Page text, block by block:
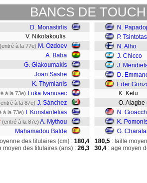
BANCS DE
D. Monastirlis
V. Nikolakoulis
(entré à la 77e) M. Ozdoev
A. Baba
G. Giakoumakis
Joan Sastre
K. Thymianis
à la 73e) Luka Ivanusec
à la 87e) J. Sánchez
à la 73e) I. Konstantelias
(entré à la 87e) A. Mythou
Mahamadou Balde
N.
P. Tsintotas
N. Alho
J. Chicco
J.
D.
Eder
K. Ketu
O. Alagbe
N.
K.
G.
des titulaires (cm) : 180,4
moyen des titulaires (ans) : 26,3
180,5 : taille
30,4 : age moyen